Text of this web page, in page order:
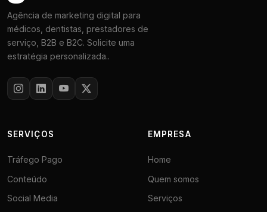
Agência de marketing digital para
médicos, dentistas, prestadores de
serviço, B2B e B2C. Solicite uma
estratégia personalizada..
SERVIÇOS
Tráfego Pago
Conteúdo
Social Media
EMPRESA
Home
Quem somos
Serviços